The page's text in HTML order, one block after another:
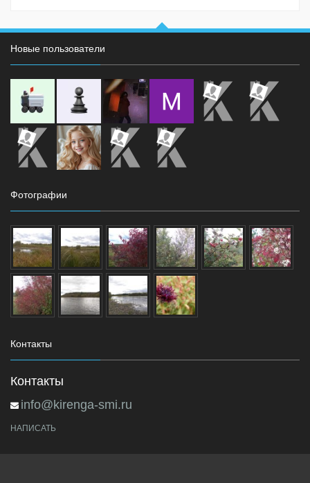
Новые пользователи
Фотографии
Контакты
Контакты
info@kirenga-smi.ru
НАПИСАТЬ